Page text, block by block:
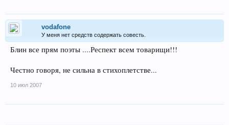
Но смело иду я навстречу судьбе
Сейчас я откроюсь!! Сейчас мы рискнем
С девицею той...я......взлеталось мечте
vodafone
У меня нет средств содержать совесть.
Блин все прям поэты ....Респект всем товарищи!!!
Честно говоря, не сильна в стихоплетстве...
10 июл 2007